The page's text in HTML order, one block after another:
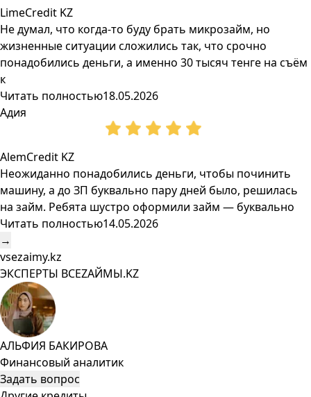
LimeCredit KZ
Не думал, что когда-то буду брать микрозайм, но
жизненные ситуации сложились так, что срочно
понадобились деньги, а именно 30 тысяч тенге на съём
к
Читать полностью18.05.2026
Адия
AlemCredit KZ
Неожиданно понадобились деньги, чтобы починить
машину, а до ЗП буквально пару дней было, решилась
на займ. Ребята шустро оформили займ — буквально
Читать полностью14.05.2026
→
vsezaimy.kz
ЭКСПЕРТЫ ВСЕZAЙМЫ.KZ
АЛЬФИЯ БАКИРОВА
Финансовый аналитик
Задать вопрос